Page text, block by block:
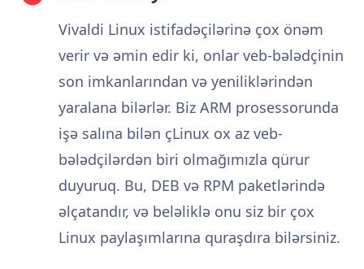
Vivaldi Linux istifadəçilərinə çox önəm
verir və əmin edir ki, onlar veb-bələdçinin
son imkanlarından və yeniliklərindən
yaralana bilərlər. Biz ARM prosessorunda
işə salına bilən çLinux ox az veb-
bələdçilərdən biri olmağımızla qürur
duyuruq. Bu, DEB və RPM paketlərində
əlçatandır, və beləliklə onu siz bir çox
Linux paylaşımlarına quraşdıra bilərsiniz.